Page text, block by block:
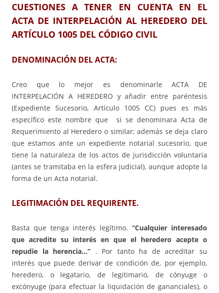
CUESTIONES A TENER EN CUENTA EN EL
ACTA DE INTERPELACIÓN AL HEREDERO DEL
ARTÍCULO 1005 DEL CÓDIGO CIVIL
DENOMINACIÓN DEL ACTA:
Creo que lo mejor es denominarle ACTA DE
INTERPELACIÓN A HEREDERO y añadir entre paréntesis
(Expediente Sucesorio, Artículo 1005 CC) pues es más
específico este nombre que si se denominara Acta de
Requerimiento al Heredero o similar; además se deja claro
que estamos ante un expediente notarial sucesorio, que
tiene la naturaleza de los actos de jurisdicción voluntaria
(antes se tramitaba en la esfera judicial), aunque adopte la
forma de un Acta notarial.
LEGITIMACIÓN DEL REQUIRENTE.
Basta que tenga interés legítimo. “Cualquier interesado
que acredite su interés en que el heredero acepte o
repudie la herencia…” . Por tanto ha de acreditar su
interés que puede derivar de condición de, por ejemplo,
heredero, o legatario, de legitimario, de cónyuge o
excónyuge (para efectuar la liquidación de gananciales), o